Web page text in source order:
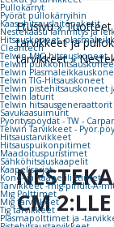
Pullokärryt
Pyörät pullokärryihin
Kaasuhitsauslaitepaketit
Nestekaasu lämmitys ja
Hitsauskoneet,
Cleantech
Telwin MIG-hitsauskoneet
Telwin
Telwin
Telwin TIG-Hitsauskoneet
Telwin pistehitsauskoneet
Telwin laturit
Telwin hitsausgeneraattorit
Savukaasuimurit
Pyörityspöydät - TW -
Telwin Tarvikkeet -
Hitsaustarvikkeet
Hitsauspuikonpitimet
Maadoituspuristimet
Sähköhitsauskaapelit
Kaapelisarjat
Kone- ja kaapeliliittimet
Tarvikkeet -mig-pihdit-A-
Mig Polttimet
Mig tarvikkeet
Tig tarvikkeet
Plasmapolttimet ja -
Etusivu»Tuotteet
tarvikkeet ja
tarvikkeet»
CM